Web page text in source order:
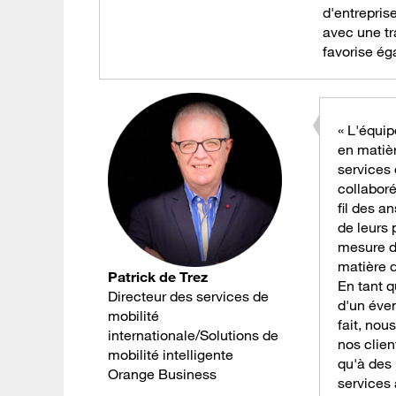
avec une
favorise
Patrick de Trez
Directeur des services de
mobilité
internationale/Solutions de
mobilité intelligente
Orange Business
«
en
services
fil des
de leurs
mesure
matière
En tant
d'un
fait,
nos
qu'à des
services